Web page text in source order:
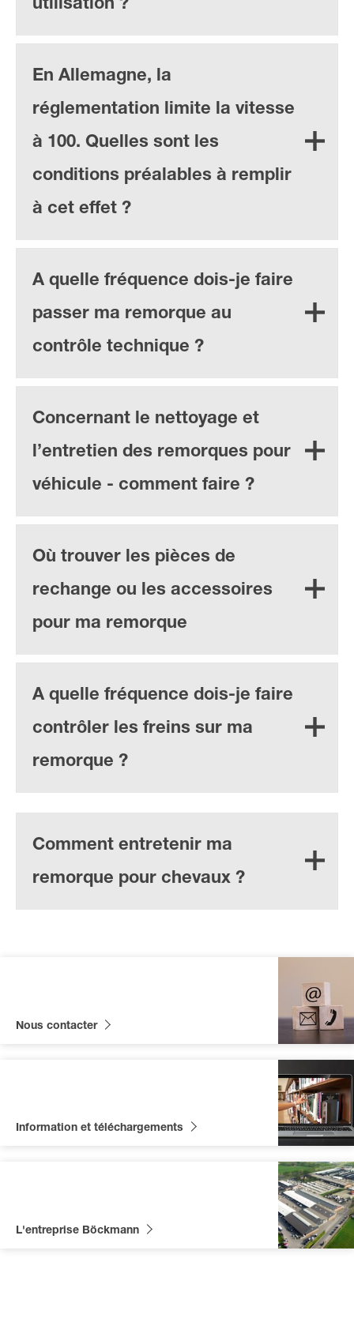
utilisation ?
En Allemagne, la
réglementation limite la vitesse
à 100. Quelles sont les
conditions préalables à remplir
à cet effet ?
A quelle fréquence dois-je faire
passer ma remorque au
contrôle technique ?
Concernant le nettoyage et
l’entretien des remorques pour
véhicule - comment faire ?
Où trouver les pièces de
rechange ou les accessoires
pour ma remorque
A quelle fréquence dois-je faire
contrôler les freins sur ma
remorque ?
Comment entretenir ma
remorque pour chevaux ?
Nous contacter
Information et téléchargements
L'entreprise Böckmann